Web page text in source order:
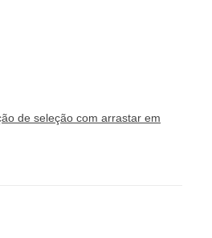
de seleção com arrastar em